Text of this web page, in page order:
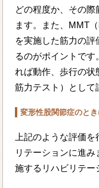
どの程度か、その
ます。また、MMT
を実施した筋力の
るのがポイントで
れば動作、歩行の状
筋力テスト）として
変形性股関節症のと
上記のような評価
リテーションに進
施するリハビリテー